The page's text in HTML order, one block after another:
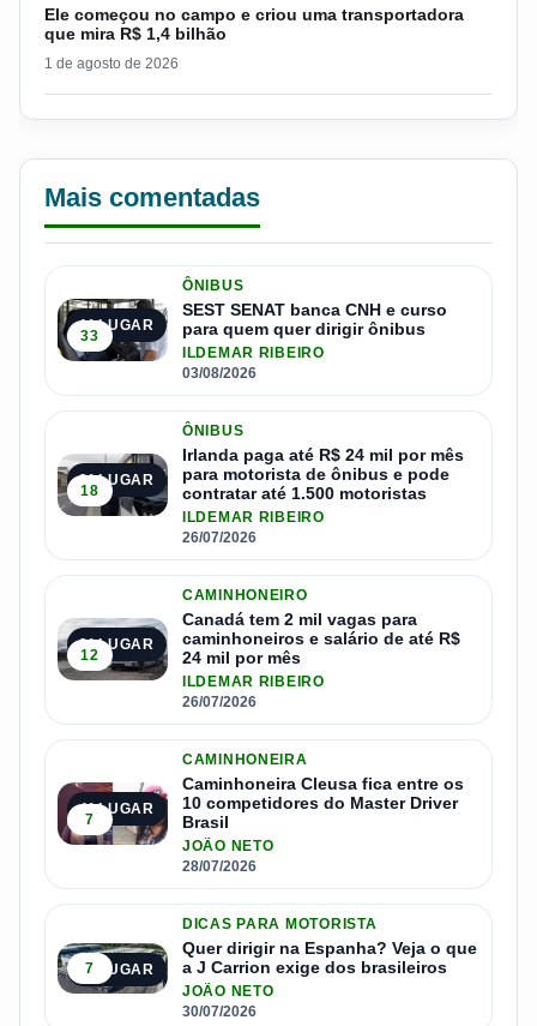
Ele começou no campo e criou uma transportadora
que mira R$ 1,4 bilhão
1 de agosto de 2026
Mais comentadas
1º LUGAR
33
ÔNIBUS
SEST SENAT banca CNH e curso
para quem quer dirigir ônibus
ILDEMAR RIBEIRO
03/08/2026
2º LUGAR
18
ÔNIBUS
Irlanda paga até R$ 24 mil por mês
para motorista de ônibus e pode
contratar até 1.500 motoristas
ILDEMAR RIBEIRO
26/07/2026
3º LUGAR
12
CAMINHONEIRO
Canadá tem 2 mil vagas para
caminhoneiros e salário de até R$
24 mil por mês
ILDEMAR RIBEIRO
26/07/2026
4º LUGAR
7
CAMINHONEIRA
Caminhoneira Cleusa fica entre os
10 competidores do Master Driver
Brasil
JOÃO NETO
28/07/2026
5º LUGAR
7
DICAS PARA MOTORISTA
Quer dirigir na Espanha? Veja o que
a J Carrion exige dos brasileiros
JOÃO NETO
30/07/2026